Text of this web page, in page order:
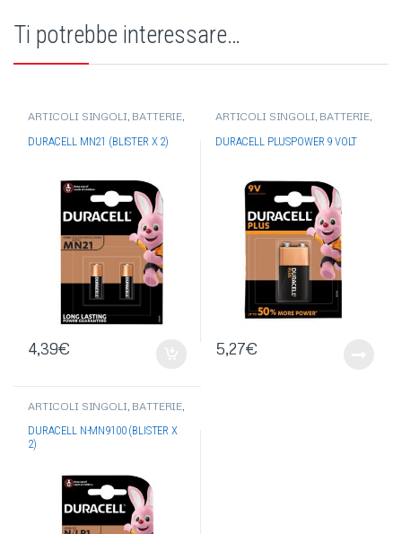
Ti potrebbe interessare…
ARTICOLI SINGOLI, BATTERIE,
DURACELL
DURACELL MN21 (BLISTER X 2)
4,39€
ARTICOLI SINGOLI, BATTERIE,
DURACELL PLUSPOWER 9 VOLT
5,27€
ARTICOLI SINGOLI BATTERIE
DURACELL
DURACELL N-MN9100 (BLISTER X
2)